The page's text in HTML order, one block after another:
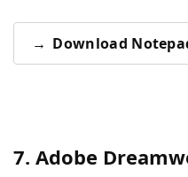
Download
7. Adobe